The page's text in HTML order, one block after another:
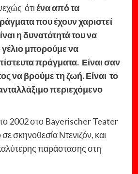
ότιένα από τα
που έχουν χαριστεί
η δυνατότητά του να
γέλιο μπορούμε να
πράγματα. Είναι σαν
να βρούμε τη ζωή. Είναι το
περιεχόμενο
το 2002 στο Bayerischer Teater
σκηνοθεσία Ντενιζόν, και
παράστασης στη